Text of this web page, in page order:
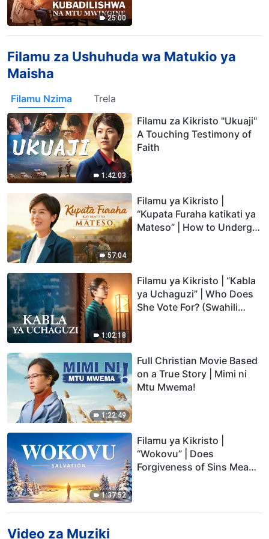
25:00
Filamu za Ushuhuda wa Matukio ya
Maisha
Filamu Nzima Trela
1:42:03
Filamu za Kikristo "Ukuaji"
A Touching Testimony of
Faith
57:04
Filamu ya Kikristo |
“Kupata Furaha katikati ya
Mateso” | How to Undergo
1:02:18
Filamu ya Kikristo | “Kabla
ya Uchaguzi” | Who Does
She Vote For? (Swahili
1:22:49
Full Christian Movie Based
on a True Story | Mimi ni
Mtu Mwema!
1:37:52
Filamu ya Kikristo |
“Wokovu” | Does
Forgiveness of Sins Mean
Video za Muziki